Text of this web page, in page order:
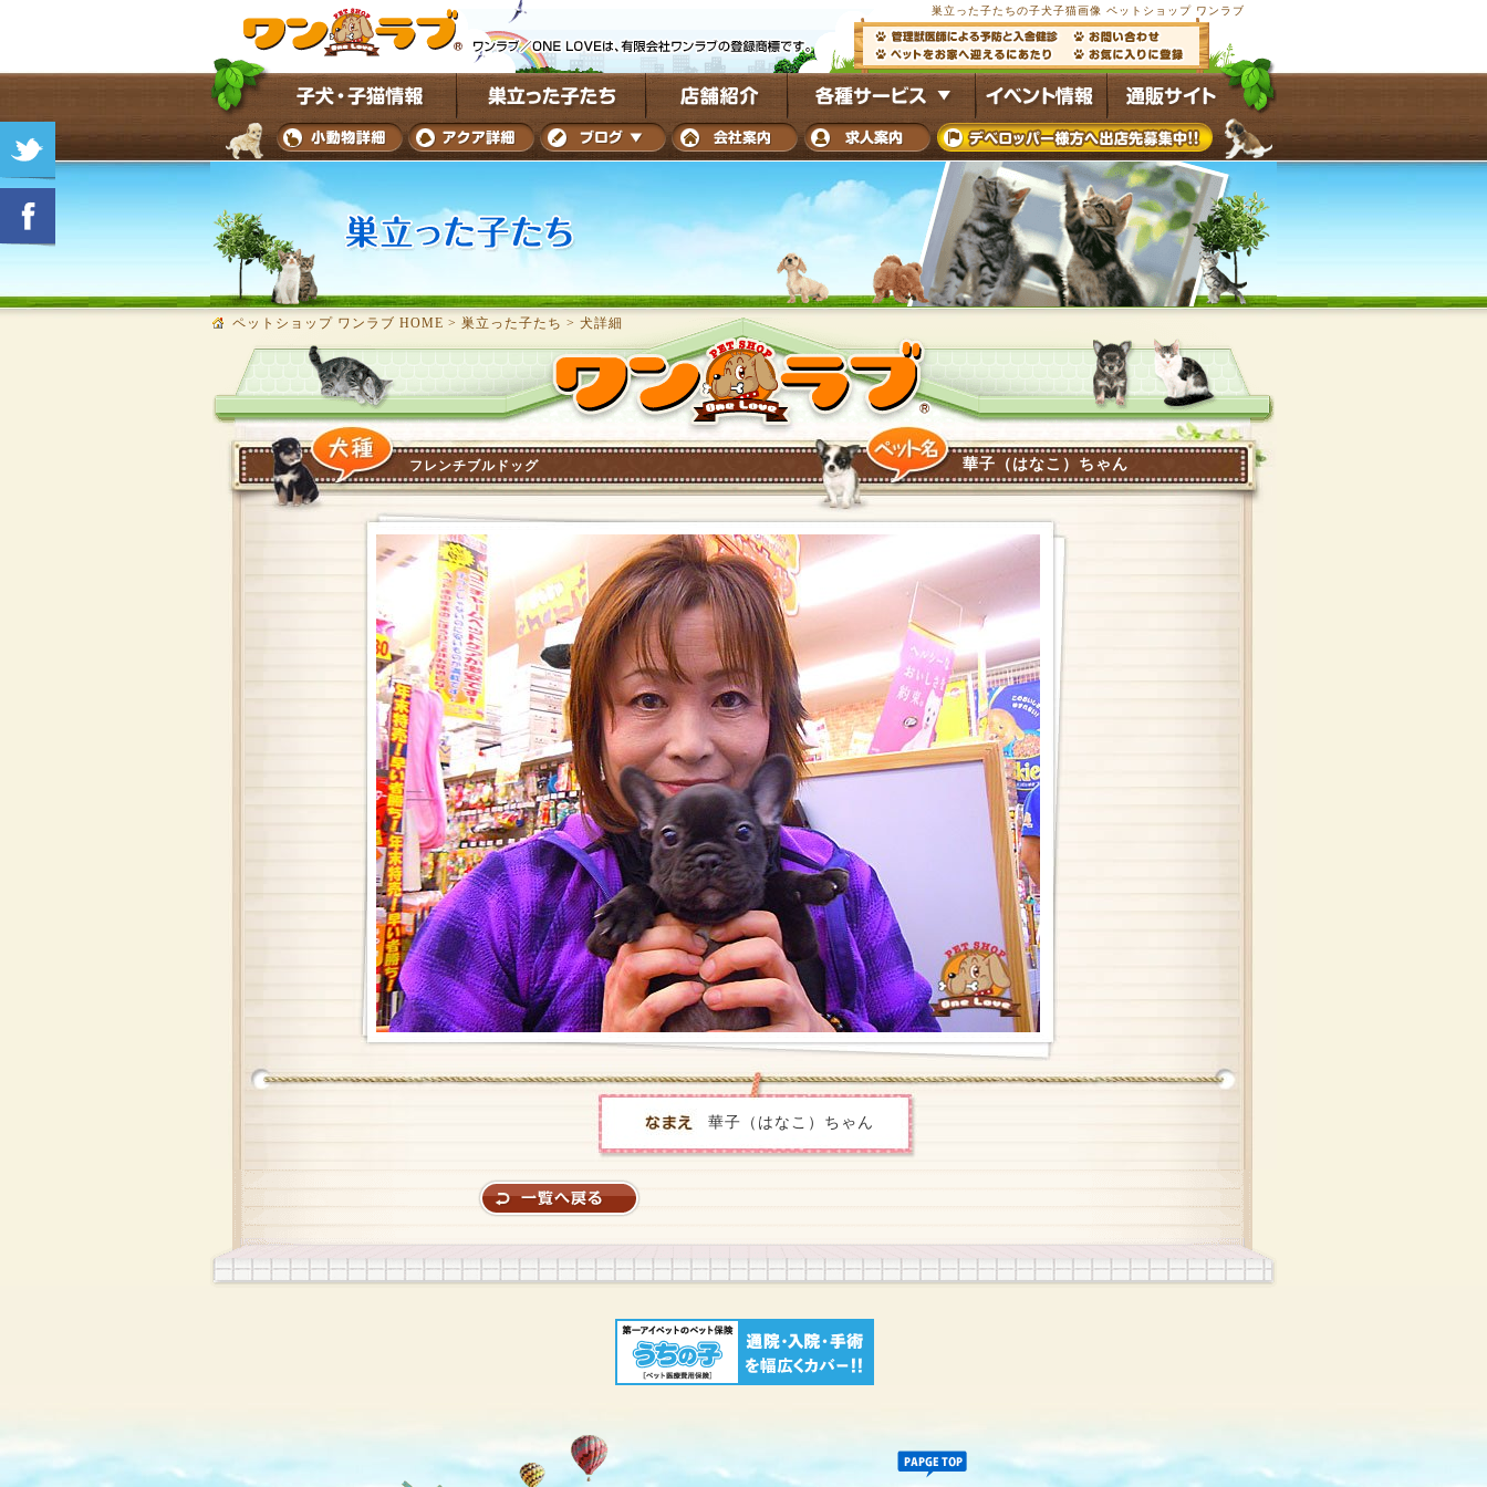
巣立った子たちの子犬子猫画像 ペットショップ ワンラブ
ペットショップ ワンラブ HOME > 巣立った子たち > 犬詳細
フレンチブルドッグ 華子（はなこ）ちゃん
華子（はなこ）ちゃん